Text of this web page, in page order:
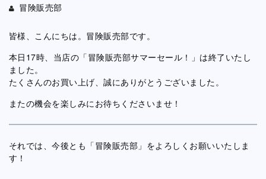
冒険販売部
皆様、こんにちは。冒険販売部です。
本日17時、当店の「冒険販売部サマーセール！」は終了いたし
ました。
たくさんのお買い上げ、誠にありがとうございました。
またの機会を楽しみにお待ちくださいませ！
それでは、今後とも「冒険販売部」をよろしくお願いいたしま
す！